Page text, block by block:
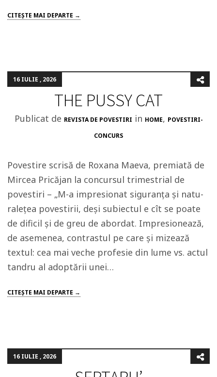
CITEŞTE MAI DEPARTE →
16 IULIE , 2026
THE PUSSY CAT
Publicat de REVISTA DE POVESTIRI in HOME, POVESTIRI-
CONCURS
Povestire scrisă de Roxana Maeva, premiată de
Mircea Pricăjan la concursul trimestrial de
povestiri – „M-a impresionat siguranța și natu­
ralețea povestirii, deși subiectul e cît se poate
de dificil și de greu de abordat. Impresionează,
de asemenea, contrastul pe care și mizează
textul: cea mai veche profesie din lume vs. actul
tandru al adoptării unei…
CITEŞTE MAI DEPARTE →
16 IULIE , 2026